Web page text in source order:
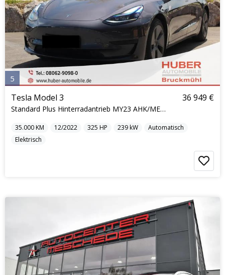
5
Tesla Model 3
Standard Plus Hinterradantrieb MY23 AHK/METALLI...
36 949 €
35.000KM 12/2022 325 HP 239kW
Automatisch
Elektrisch